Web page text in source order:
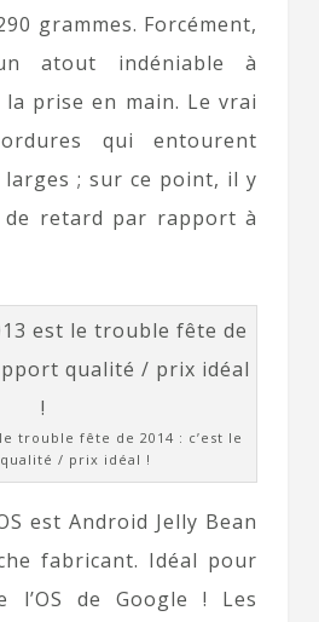
grammes. Forcément,
atout indéniable à
la prise en main. Le vrai
qui entourent
larges ; sur ce point, il y
retard par rapport à
trouble fête de 2014 : c’est le
/ prix idéal !
est Android Jelly Bean
fabricant. Idéal pour
l’OS de Google ! Les